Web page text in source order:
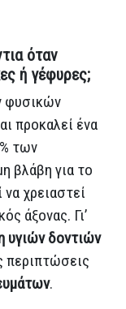
όταν
ή γέφυρες;
φυσικών
προκαλεί ένα
των
βλάβη για το
χρειαστεί
άξονας. Γι’
υγιών δοντιών
περιπτώσεις
.